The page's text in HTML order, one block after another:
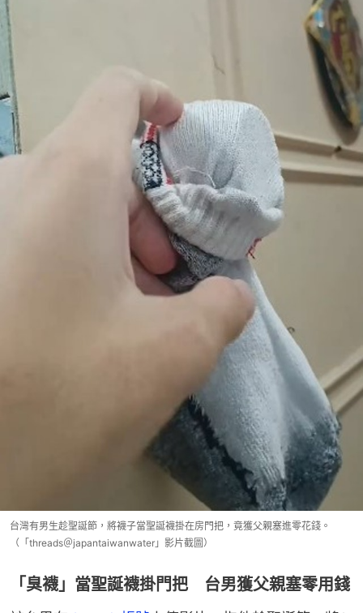
台灣有男生趁聖誕節，將襪子當聖誕襪掛在房門把，竟獲父親塞進零花錢。
（「threads＠japantaiwanwater」影片截圖）
「臭襪」當聖誕襪掛門把 台男獲父親塞零用錢